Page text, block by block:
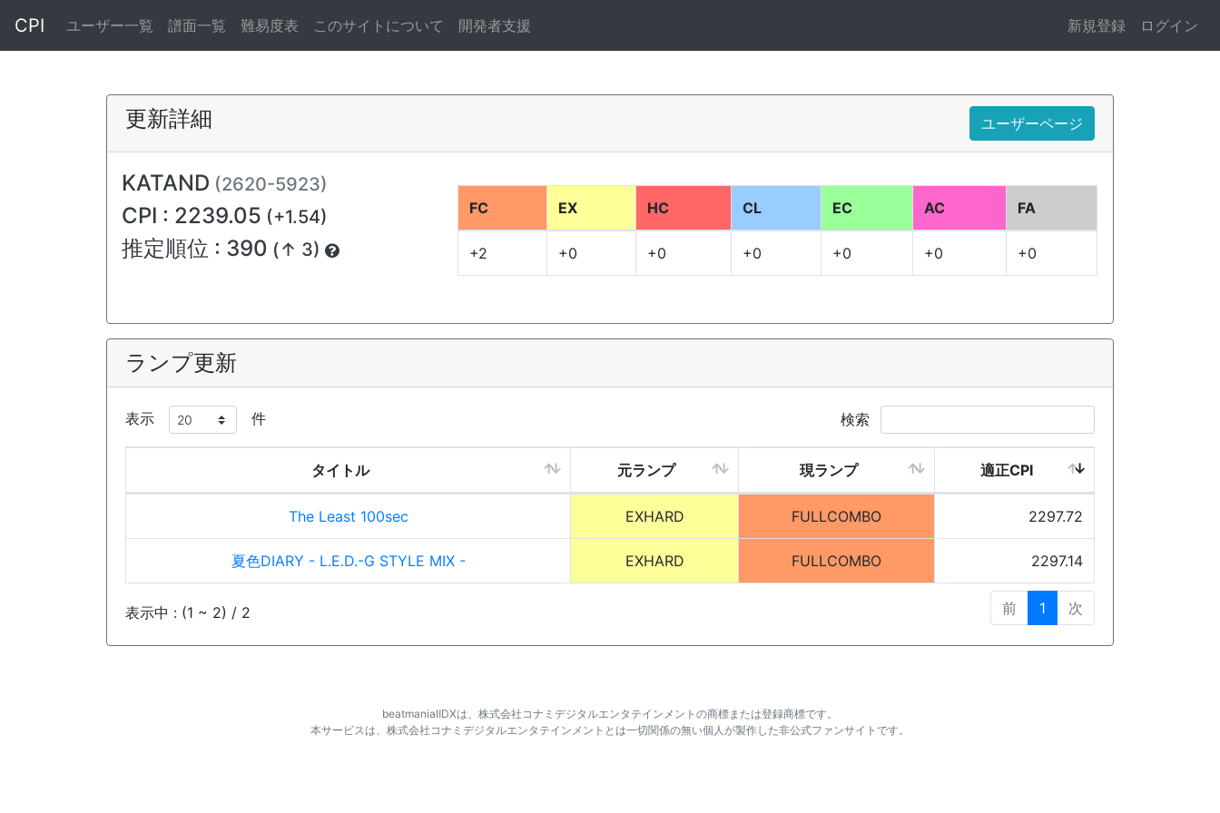
CPI ユーザー一覧 譜面一覧 難易度表 このサイトについて 開発者支援 新規登録 ログイン
更新詳細 ユーザーページ
KATAND (2620-5923)
CPI : 2239.05 (+1.54)
推定順位 : 390 (↑ 3)
FC EX HC CL EC AC FA
+2 +0 +0 +0 +0 +0 +0
ランプ更新
表示 件 検索
タイトル 元ランプ 現ランプ 適正CPI
The Least 100sec EXHARD FULLCOMBO 2297.72
夏色DIARY - L.E.D.-G STYLE MIX - EXHARD FULLCOMBO 2297.14
表示中 : (1 ~ 2) / 2 前 1 次
beatmaniaⅡDXは、株式会社コナミデジタルエンタテインメントの商標または登録商標です。
本サービスは、株式会社コナミデジタルエンタテインメントとは一切関係の無い個人が製作した非公式ファンサイトです。